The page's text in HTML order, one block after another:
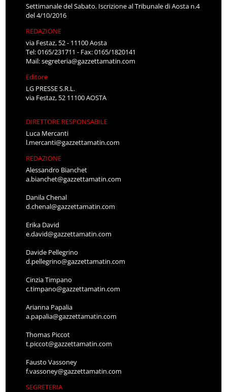
Settimanale del Sabato. Iscrizione al Tribunale di Aosta n.4
del 4/10/2016
REDAZIONE
via Festaz, 52 - 11100 Aosta
Tel: 0165/231711 - Fax: 0165/1820141
Mail:segreteria@gazzettamatin.com
Editore
LG PRESSE S.R.L.
via Festaz, 52 11100 AOSTA
DIRETTORE RESPONSABILE
Luca Mercanti
l.mercanti@gazzettamatin.com
REDAZIONE
Alessandro Bianchet
a.bianchet@gazzettamatin.com
Danila Chenal
d.chenal@gazzettamatin.com
Erika David
e.david@gazzettamatin.com
Davide Pellegrino
d.pellegrino@gazzettamatin.com
Cinzia Timpano
c.timpano@gazzettamatin.com
Arianna Papalia
a.papalia@gazzettamatin.com
Thomas Piccot
t.piccot@gazzettamatin.com
Fausto Vassoney
f.vassoney@gazzettamatin.com
SEGRETERIA